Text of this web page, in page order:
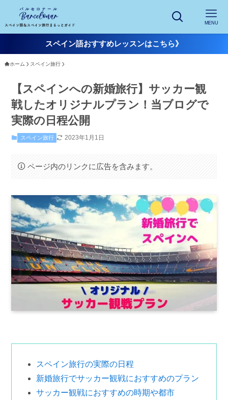
MENU
スペイン語おすすめレッスンはこちら》
ホーム スペイン旅行
【スペインへの新婚旅行】サッカー観
戦したオリジナルプラン！当ブログで
実際の日程公開
スペイン旅行 2023年1月1日
ページ内のリンクに広告を含みます。
スペイン旅行の実際の日程
新婚旅行でサッカー観戦におすすめのプラン
サッカー観戦におすすめの時期や都市